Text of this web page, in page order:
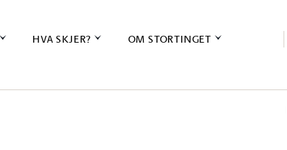
HVA SKJER? OM STORTINGET